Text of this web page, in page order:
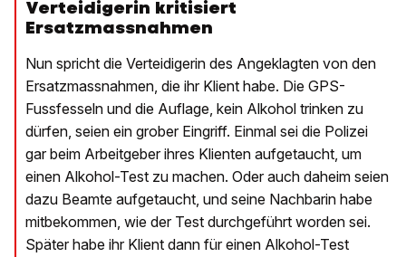
Verteidigerin kritisiert
Ersatzmassnahmen
Nun spricht die Verteidigerin des Angeklagten von den
Ersatzmassnahmen, die ihr Klient habe. Die GPS-
Fussfesseln und die Auflage, kein Alkohol trinken zu
dürfen, seien ein grober Eingriff. Einmal sei die Polizei
gar beim Arbeitgeber ihres Klienten aufgetaucht, um
einen Alkohol-Test zu machen. Oder auch daheim seien
dazu Beamte aufgetaucht, und seine Nachbarin habe
mitbekommen, wie der Test durchgeführt worden sei.
Später habe ihr Klient dann für einen Alkohol-Test